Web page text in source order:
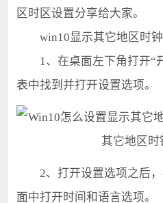
区时区设置分享给大家。
win10显示其它地区时钟
1、在桌面左下角打开“
表中找到并打开设置选项。
2、打开设置选项之后，
面中打开时间和语言选项。